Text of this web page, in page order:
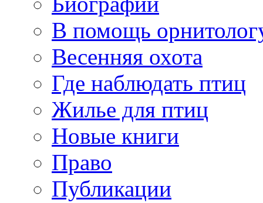
В помощь
Весенняя охота
Где наблюдать птиц
Жилье для птиц
Новые книги
Право
Публикации